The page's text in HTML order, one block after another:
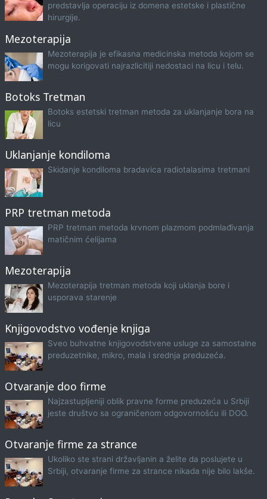
predstavlja operaciju iz domena estetske i plastične
hirurgije.
Mezoterapija
Mezoterapija je efikasna medicinska metoda kojom se
mogu korigovati najrazlicitiji nedostaci na licu i telu.
Botoks Tretman
Botoks estetski tretman metoda za uklanjanje bora na
licu
Uklanjanje kondiloma
Skidanje kondiloma bradavica radiotalasima tretmani
PRP tretman metoda
PRP tretman metoda krvnom plazmom podmlađivanja
matičnim ćelijama
Mezoterapija
Mezoterapija tretman metoda koji uklanja bore i
usporava starenje
Knjigovodstvo vođenje knjiga
Sveo buhvatne knjigovodstvene usluge za samostalne
preduzetnike, mikro, mala i srednja preduzeća.
Otvaranje doo firme
Najzastupljeniji oblik pravne forme preduzeća u Srbiji
jeste društvo sa ograničenom odgovornošću ili DOO.
Otvaranje firme za strance
Ukoliko ste strani državljanin a želite da poslujete u
Srbiji, otvaranje firme za strance nikada nije bilo lakše.